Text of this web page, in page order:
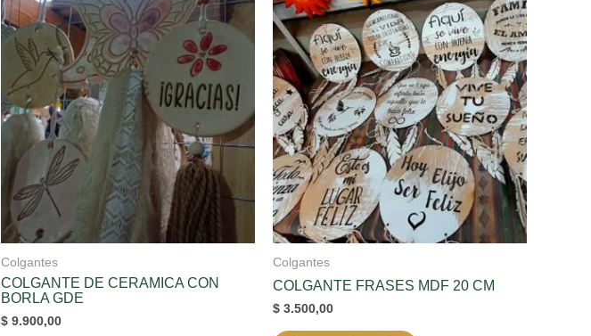
Colgantes
COLGANTE DE CERAMICA CON
BORLA GDE
$ 9.900,00
Colgantes
COLGANTE FRASES MDF 20 CM
$ 3.500,00